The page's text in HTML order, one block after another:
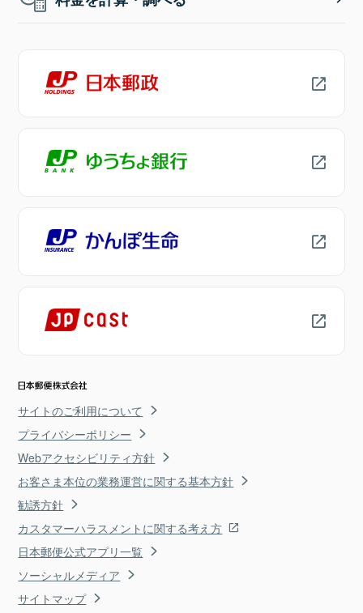
サイトのご利用について
プライバシーポリシー
Webアクセシビリティ方針
お客さま本位の業務運営に関する基本方針
勧誘方針
カスタマーハラスメントに関する考え方
日本郵便公式アプリ一覧
ソーシャルメディア
サイトマップ